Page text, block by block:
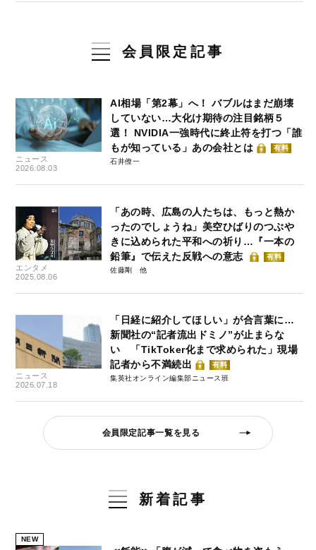
会員限定記事
ニュース
2026.08.03
AI相場「第2幕」へ！ バブルはまだ崩壊
していない…大化け期待の注目銘柄５
選！ NVIDIA一強時代に終止符を打つ「誰
もが知っている」あの会社とは
有料
石井僚一
エンタメ
2025.08.06
「あの時、広島の人たちは、もっと熱か
ったのでしょうね」美空ひばりのつぶや
きに込められた平和への祈り…『一本の
鉛筆』で伝えた反戦への意志
有料
佐藤剛
ニュース
2026.07.18
「日経に紹介してほしい」が合言葉に…
新聞社の“記者流出ドミノ”が止まらな
い 「TikToker化まで求められた」現場
記者から不満続出
有料
集英社オンライン編集部ニュース班
会員限定記事一覧を見る
新着記事
NEW